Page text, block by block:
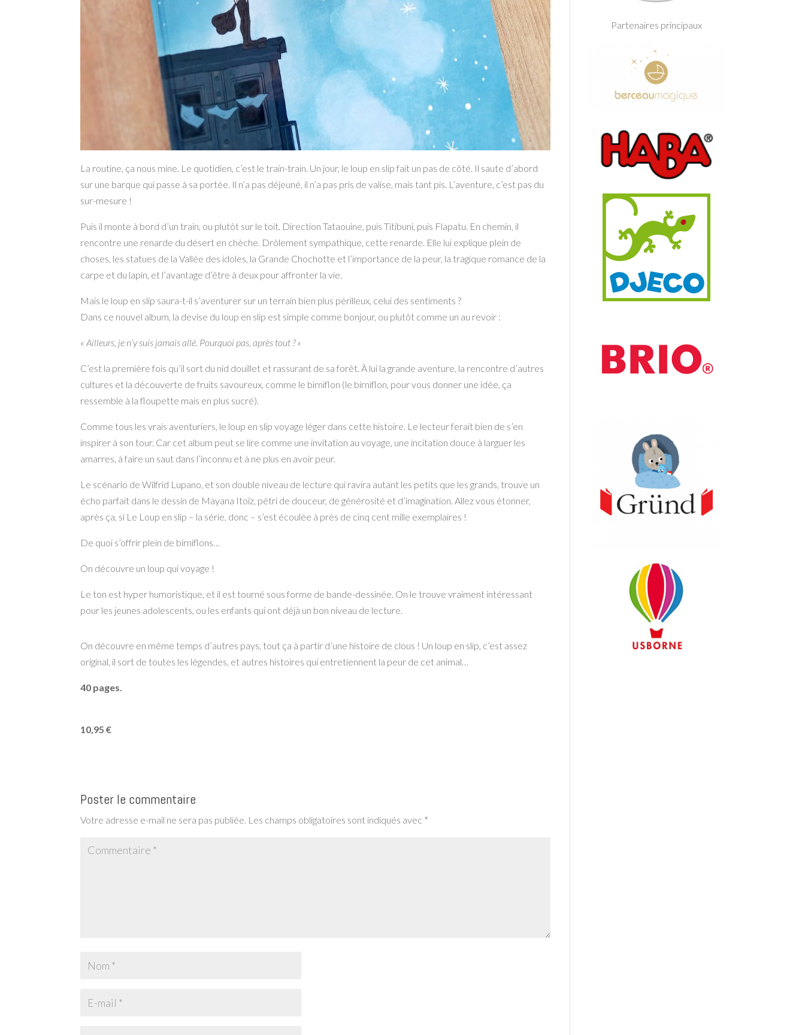
La routine, ça nous mine. Le quotidien, c’est le train-train. Un jour, le loup en slip fait un pas de côté. Il saute d’abord
sur une barque qui passe à sa portée. Il n’a pas déjeuné, il n’a pas pris de valise, mais tant pis. L’aventure, c’est pas du
sur-mesure !
Puis il monte à bord d’un train, ou plutôt sur le toit. DirectionTataouine, puis Titibuni, puis Flapatu. En chemin, il
rencontre une renarde du désert en chèche. Drôlement sympathique, cette renarde. Elle lui explique plein de
choses, les statues de la Vallée des idoles, la Grande Chochotte et l’importance de la peur, la tragique romance de la
carpe et du lapin, et l’avantage d’être à deux pour affronter la vie.
Mais le loup en slip saura-t-il s’aventurer sur un terrain bien plus périlleux, celui des sentiments ?
Dans ce nouvel album, la devise du loup en slip est simple comme bonjour, ou plutôt comme un au revoir :
« Ailleurs, je n’y suis jamais allé. Pourquoi pas,après tout ? »
C’est la première fois qu’il sort du nid douillet et rassurant de saforêt. À lui la grande aventure, la rencontre d’autres
cultures et la découverte defruits savoureux, comme le birniflon (le birniflon, pour vous donner une idée, ça
ressemble à la floupette mais en plus sucré).
Comme tous les vrais aventuriers, le loup en slip voyage léger dans cette histoire. Le lecteur ferait bien de s’en
inspirer à son tour. Car cet album peut se lire comme une invitation au voyage, une incitation douce à larguer les
amarres, à faire un saut dans l’inconnu et à ne plus en avoir peur.
Le scénario de Wilfrid Lupano, et son double niveau de lecture qui ravira autant les petits que les grands, trouve un
écho parfait dans le dessin de Mayana Itoïz, pétri de douceur, de générosité et d’imagination. Allezvous étonner,
après ça, si Le Loup en slip – la série, donc – s’est écoulée à près de cinq cent mille exemplaires !
De quoi s’offrir plein de birniflons…
On découvre un loup qui voyage !
Le ton est hyper humoristique, et il est tourné sous forme de bande-dessinée. On le trouve vraiment intéressant
pour les jeunes adolescents, ou les enfants qui ont déjà un bon niveau de lecture.
On découvre en même temps d’autres pays, tout ça à partir d’une histoire de clous ! Un loup en slip, c’est assez
original, il sort de toutes les légendes, et autres histoires qui entretiennent la peur de cet animal…
40 pages.
10,95 €
Poster le commentaire
Votre adresse e-mail ne sera pas publiée. Les champs obligatoires sont indiqués avec *
Partenaires principaux